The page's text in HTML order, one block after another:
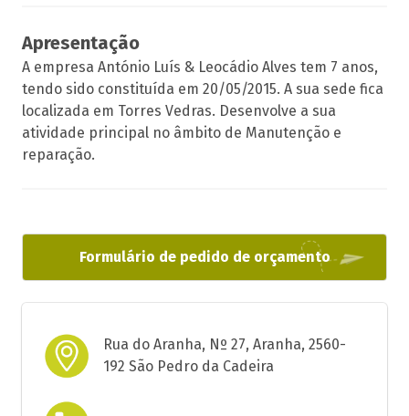
Apresentação
A empresa António Luís & Leocádio Alves tem 7 anos,
tendo sido constituída em 20/05/2015. A sua sede fica
localizada em Torres Vedras. Desenvolve a sua
atividade principal no âmbito de Manutenção e
reparação.
Formulário de pedido de orçamento
Rua do Aranha, Nº 27, Aranha, 2560-
192 São Pedro da Cadeira